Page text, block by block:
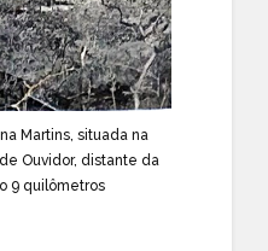
Martins, situada na
Ouvidor, distante da
9 quilômetros